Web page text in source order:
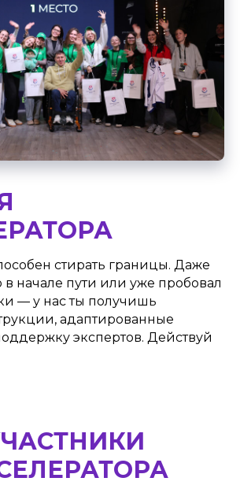
стирать границы. Даже
в начале пути или уже пробовал
— у нас ты получишь
адаптированные
экспертов. Действуй